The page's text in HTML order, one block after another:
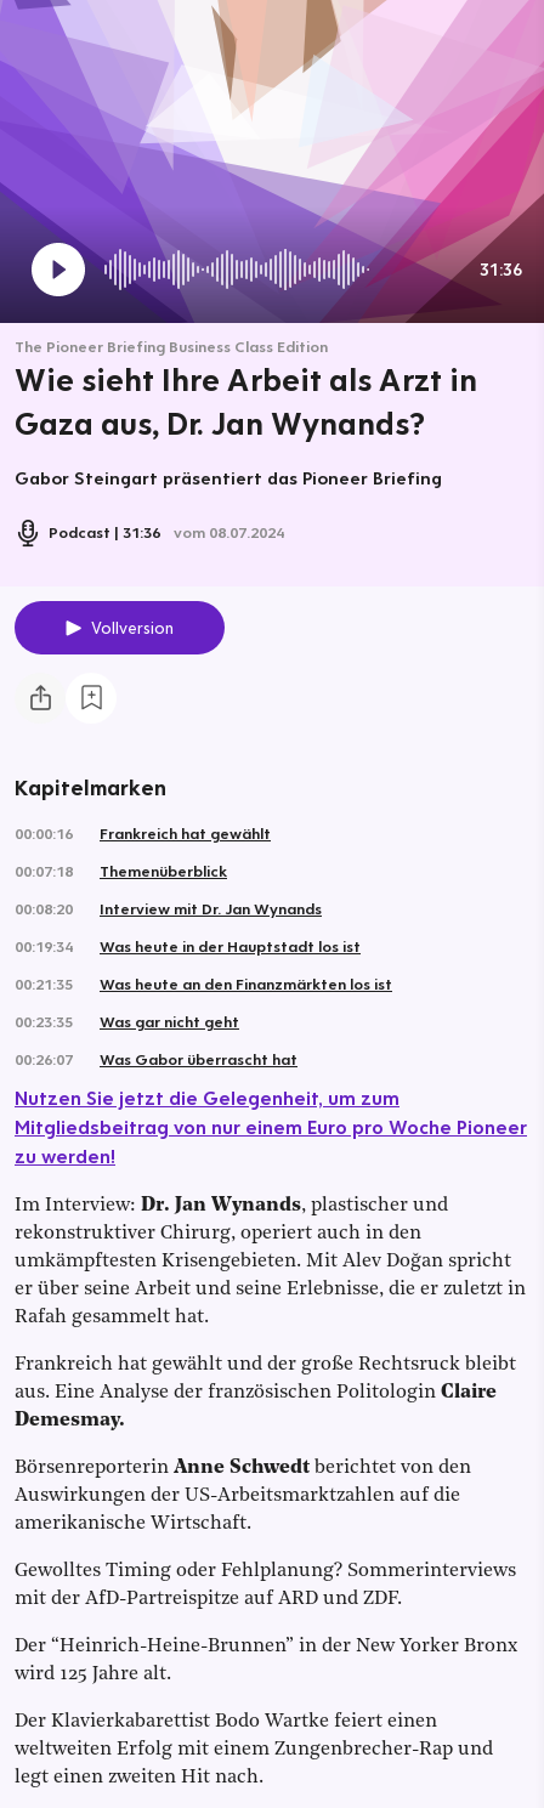
31:36
The Pioneer Briefing Business Class Edition
Wie sieht Ihre Arbeit als Arzt in
Gaza aus, Dr. Jan Wynands?
Gabor Steingart präsentiert das Pioneer Briefing
Podcast 31:36 vom 08.07.2024
Vollversion
Kapitelmarken
00:00:16
Frankreich hat gewählt
00:07:18
Themenüberblick
00:08:20
Interview mit Dr. Jan Wynands
00:19:34
Was heute in der Hauptstadt los ist
00:21:35
Was heute an den Finanzmärkten los ist
00:23:35
Was gar nicht geht
00:26:07
Was Gabor überrascht hat
Nutzen Sie jetzt die Gelegenheit, um zum
Mitgliedsbeitrag von nur einem Euro pro Woche Pioneer
zu werden!
Im Interview: Dr. Jan Wynands, plastischer und
rekonstruktiver Chirurg, operiert auch in den
umkämpftesten Krisengebieten. Mit Alev Doğan spricht
er über seine Arbeit und seine Erlebnisse, die er zuletzt in
Rafah gesammelt hat.
Frankreich hat gewählt und der große Rechtsruck bleibt
aus. Eine Analyse der französischen Politologin Claire
Demesmay.
Börsenreporterin Anne Schwedt berichtet von den
Auswirkungen der US-Arbeitsmarktzahlen auf die
amerikanische Wirtschaft.
Gewolltes Timing oder Fehlplanung? Sommerinterviews
mit der AfD-Partreispitze auf ARD und ZDF.
Der “Heinrich-Heine-Brunnen” in der New Yorker Bronx
wird 125 Jahre alt.
Der Klavierkabarettist Bodo Wartke feiert einen
weltweiten Erfolg mit einem Zungenbrecher-Rap und
legt einen zweiten Hit nach.